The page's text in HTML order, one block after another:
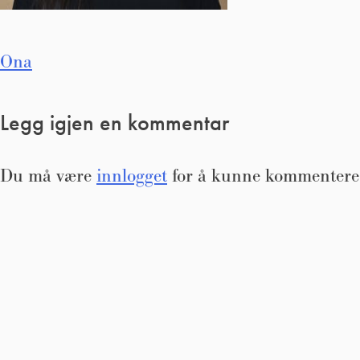
Innleggsnavigasjon
Ona
Legg igjen en kommentar
Du må være innlogget for å kunne